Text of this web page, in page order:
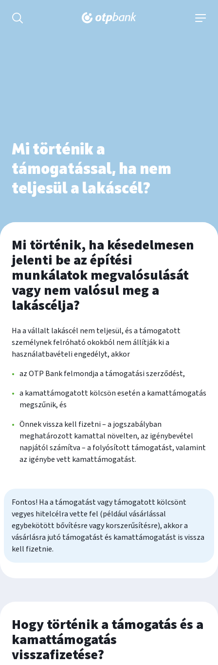
Keresés kinyitása
Mi történik a
támogatással, ha nem
teljesül a lakáscél?
Mi történik, ha késedelmesen
jelenti be az építési
munkálatok megvalósulását
vagy nem valósul meg a
lakáscélja?
Ha a vállalt lakáscél nem teljesül, és a támogatott
személynek felróható okokból nem állítják ki a
használatbavételi engedélyt, akkor
az OTP Bank felmondja a támogatási szerződést,
a kamattámogatott kölcsön esetén a kamattámogatás
megszűnik, és
Önnek vissza kell fizetni – a jogszabályban
meghatározott kamattal növelten, az igénybevétel
napjától számítva – a folyósított támogatást, valamint
az igénybe vett kamattámogatást.
Fontos! Ha a támogatást vagy támogatott kölcsönt
vegyes hitelcélra vette fel (például vásárlással
egybekötött bővítésre vagy korszerűsítésre), akkor a
vásárlásra jutó támogatást és kamattámogatást is vissza
kell fizetnie.
Hogy történik a támogatás és a
kamattámogatás
visszafizetése?